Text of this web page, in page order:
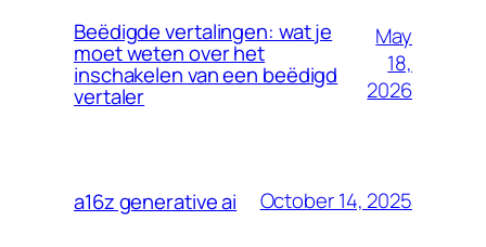
Beëdigde vertalingen: wat je
moet weten over het
inschakelen van een beëdigd
vertaler
May
18,
2026
a16z generative ai October 14, 2025